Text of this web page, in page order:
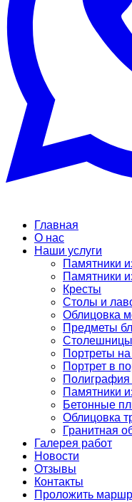
Главная
О нас
Наши услуги
Памятники
Памятники
Кресты
Столы и
Облицовка
Предметы
Столешницы
Портреты на
Портрет в
Полиграфия
Памятники
Бетонные
Облицовка
Гранитная
Галерея работ
Новости
Отзывы
Контакты
Проложить